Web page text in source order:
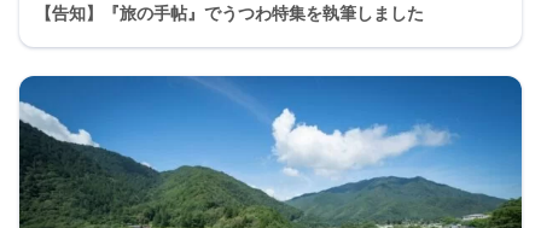
【告知】『旅の手帖』でうつわ特集を執筆しました